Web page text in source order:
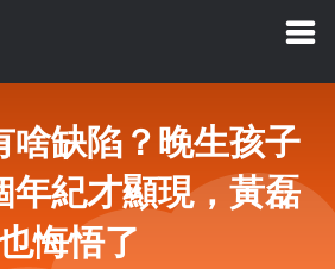
啥缺陷？晚生孩子
年紀才顯現，黃磊
悔悟了